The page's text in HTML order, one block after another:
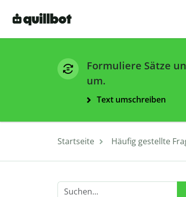
Formuliere Sätze
um.
Text umschreiben
Startseite Häufig gestellte